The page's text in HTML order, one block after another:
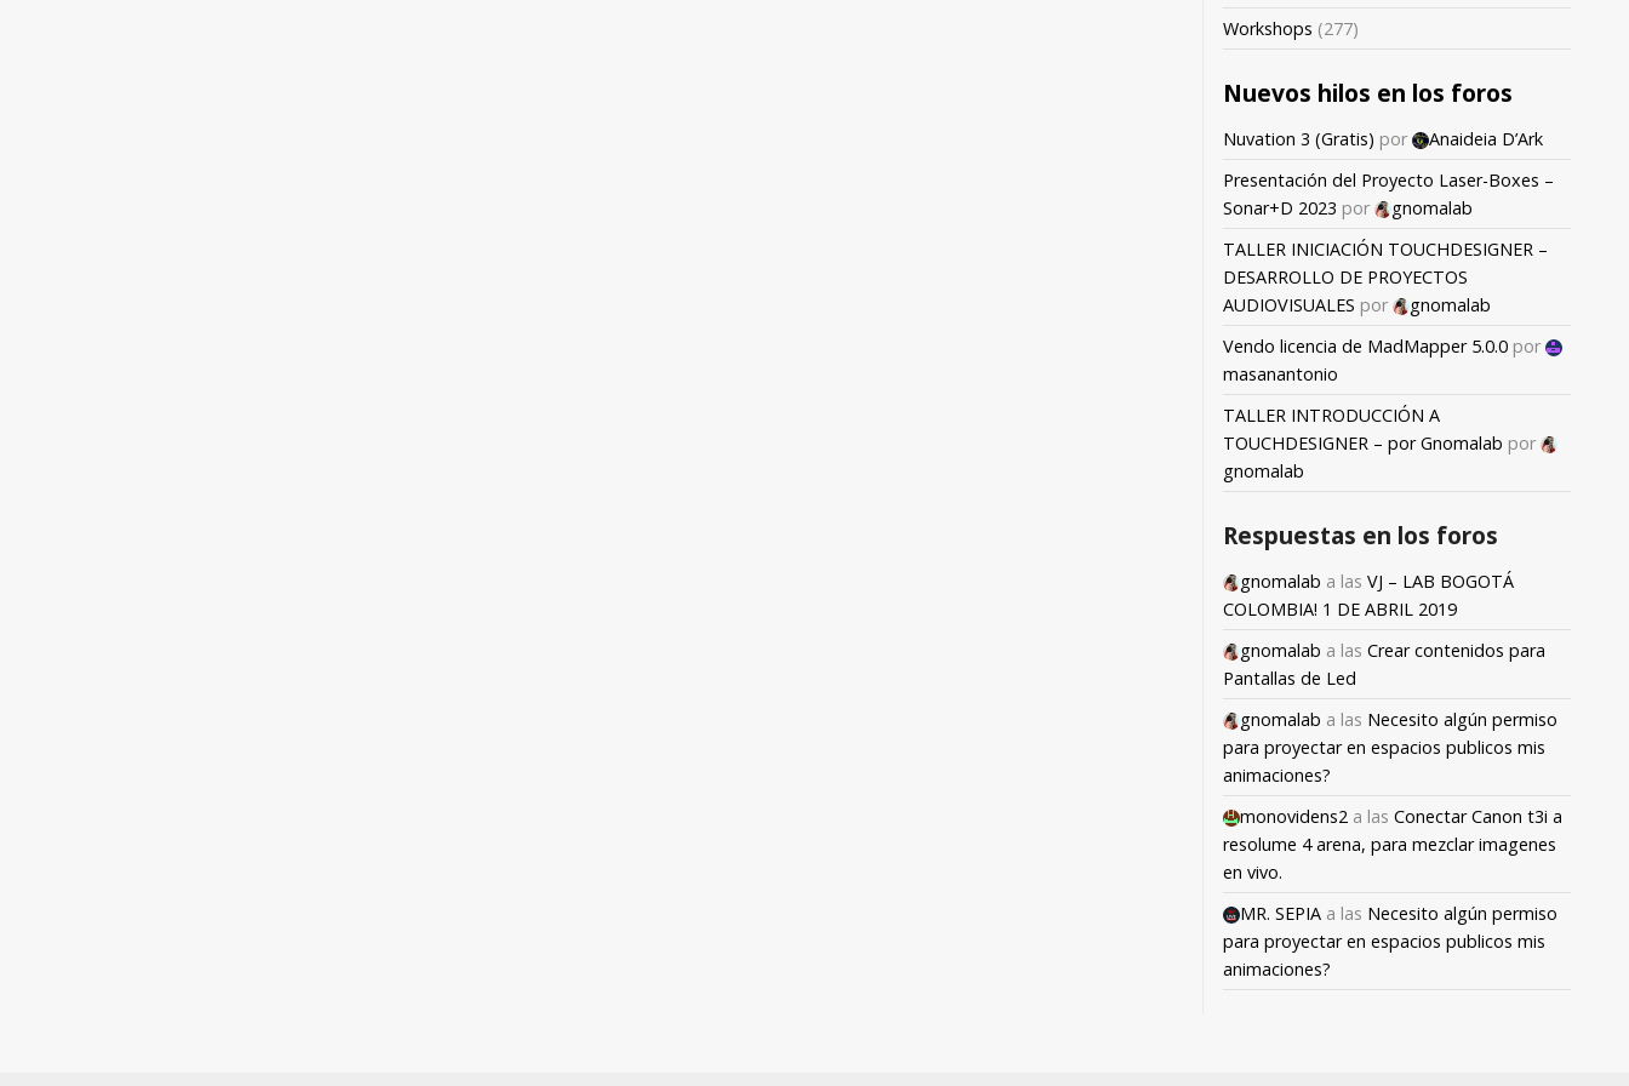
Workshops (277)
Nuevos hilos en los foros
Nuvation 3 (Gratis) por
Anaideia D’Ark
Presentación del Proyecto Laser-Boxes –
Sonar+D 2023 por
gnomalab
TALLER INICIACIÓN TOUCHDESIGNER –
DESARROLLO DE PROYECTOS
AUDIOVISUALES por
gnomalab
Vendo licencia de MadMapper 5.0.0 por
masanantonio
TALLER INTRODUCCIÓN A
TOUCHDESIGNER – por Gnomalab por
gnomalab
Respuestas en los foros
gnomalab a las VJ – LAB BOGOTÁ
COLOMBIA! 1 DE ABRIL 2019
gnomalab a las Crear contenidos para
Pantallas de Led
gnomalab a las Necesito algún permiso
para proyectar en espacios publicos mis
animaciones?
monovidens2 a las Conectar Canon t3i a
resolume 4 arena, para mezclar imagenes
en vivo.
MR. SEPIA a las Necesito algún permiso
para proyectar en espacios publicos mis
animaciones?